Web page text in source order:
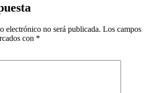
electrónico no será publicada. Los campos
con *